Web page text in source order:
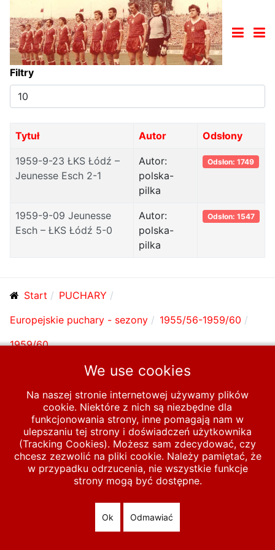
Filtry
Pokaż
#
Tytuł Autor Odsłony
1959-9-23 ŁKS Łódź –
Jeunesse Esch 2-1
Autor:
polska-
pilka
Odsłon: 1749
1959-9-09 Jeunesse
Esch – ŁKS Łódź 5-0
Autor:
polska-
pilka
Odsłon: 1547
Start
PUCHARY
Europejskie puchary - sezony
1955/56-1959/60
1959/60
All Rights
Reserved
We use cookies
Na naszej stronie internetowej używamy plików
cookie. Niektóre z nich są niezbędne dla
funkcjonowania strony, inne pomagają nam w
ulepszaniu tej strony i doświadczeń użytkownika
(Tracking Cookies). Możesz sam zdecydować, czy
chcesz zezwolić na pliki cookie. Należy pamiętać, że
w przypadku odrzucenia, nie wszystkie funkcje
strony mogą być dostępne.
Ok Odmawiać